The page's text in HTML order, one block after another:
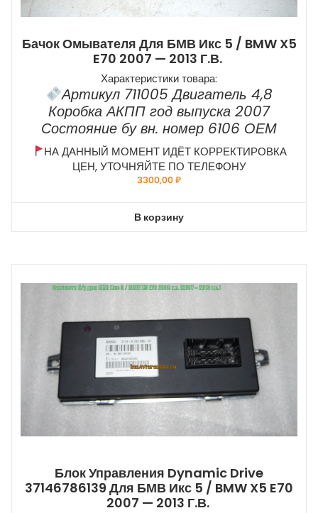
Бачок Омывателя Для БМВ Икс 5 / BMW X5
E70 2007 — 2013 Г.в.
Характеристики товара:
Артикул 711005 Двигатель 4,8
Коробка АКПП год выпуска 2007
Состояние бу вн. номер 6106 ОЕМ
НА ДАННЫЙ МОМЕНТ ИДЁТ КОРРЕКТИРОВКА
ЦЕН, УТОЧНЯЙТЕ ПО ТЕЛЕФОНУ
3300,00₽
В корзину
Блок Управления Dynamic Drive
37146786139 Для БМВ Икс 5 / BMW X5 E70
2007 — 2013 Г.в.